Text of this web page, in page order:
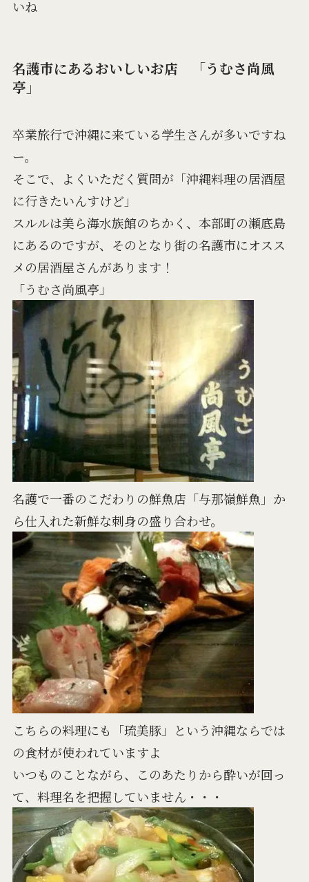
いね
名護市にあるおいしいお店 「うむさ尚風
亭」
卒業旅行で沖縄に来ている学生さんが多いですね
ー。
そこで、よくいただく質問が「沖縄料理の居酒屋
に行きたいんすけど」
スルルは美ら海水族館のちかく、本部町の瀬底島
にあるのですが、そのとなり街の名護市にオスス
メの居酒屋さんがあります！
「うむさ尚風亭」
名護で一番のこだわりの鮮魚店「与那嶺鮮魚」か
ら仕入れた新鮮な刺身の盛り合わせ。
こちらの料理にも「琉美豚」という沖縄ならでは
の食材が使われていますよ
いつものことながら、このあたりから酔いが回っ
て、料理名を把握していません・・・